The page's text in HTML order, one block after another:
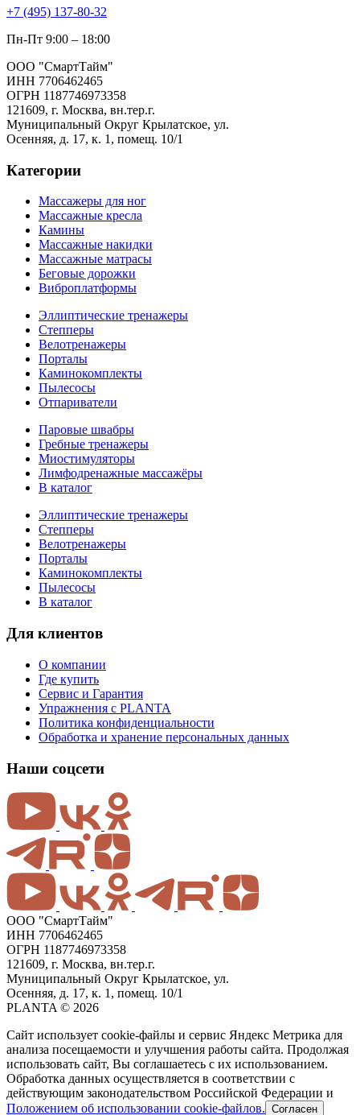
+7 (495) 137-80-32
Пн-Пт 9:00 – 18:00
ООО "СмартТайм"
ИНН 7706462465
ОГРН 1187746973358
121609, г. Москва, вн.тер.г.
Муниципальный Округ Крылатское, ул.
Осенняя, д. 17, к. 1, помещ. 10/1
Категории
Массажеры для ног
Массажные кресла
Камины
Массажные накидки
Массажные матрасы
Беговые дорожки
Виброплатформы
Эллиптические тренажеры
Степперы
Велотренажеры
Порталы
Каминокомплекты
Пылесосы
Отпариватели
Паровые швабры
Гребные тренажеры
Миостимуляторы
Лимфодренажные массажёры
В каталог
Эллиптические тренажеры
Степперы
Велотренажеры
Порталы
Каминокомплекты
Пылесосы
В каталог
Для клиентов
О компании
Где купить
Сервис и Гарантия
Упражнения с PLANTA
Политика конфиденциальности
Обработка и хранение персональных данных
Наши соцсети
ООО "СмартТайм"
ИНН 7706462465
ОГРН 1187746973358
121609, г. Москва, вн.тер.г.
Муниципальный Округ Крылатское, ул.
Осенняя, д. 17, к. 1, помещ. 10/1
PLANTA © 2026
Сайт использует cookie-файлы и сервис Яндекс Метрика для
анализа посещаемости и улучшения работы сайта. Продолжая
использовать сайт, Вы соглашаетесь с их использованием.
Обработка данных осуществляется в соответствии с
действующим законодательством Российской Федерации и
Положением об использовании cookie-файлов. Согласен